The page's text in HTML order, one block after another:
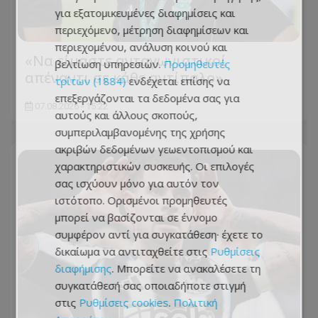
«Να είμαστε ανταγωνιστικοί
απέναντι σε κάθε αντίπαλο»
07.08.2026 - 15:22
για εξατομικευμένες διαφημίσεις και
περιεχόμενο, μέτρηση διαφημίσεων και
περιεχομένου, ανάλυση κοινού και
βελτίωση υπηρεσιών. Προμηθευτές
τρίτων (1884) ενδέχεται επίσης να
επεξεργάζονται τα δεδομένα σας για
αυτούς και άλλους σκοπούς,
συμπεριλαμβανομένης της χρήσης
ακριβών δεδομένων γεωεντοπισμού και
χαρακτηριστικών συσκευής. Οι επιλογές
σας ισχύουν μόνο για αυτόν τον
ιστότοπο. Ορισμένοι προμηθευτές
μπορεί να βασίζονται σε έννομο
συμφέρον αντί για συγκατάθεση· έχετε το
δικαίωμα να αντιταχθείτε στις Ρυθμίσεις
διαφήμισης. Μπορείτε να ανακαλέσετε τη
συγκατάθεσή σας οποιαδήποτε στιγμή
στις Ρυθμίσεις cookies. Πολιτική